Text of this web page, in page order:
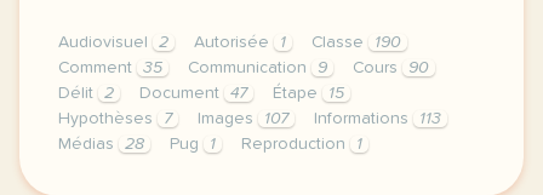
Audiovisuel 2 Autorisée 1 Classe
190
Comment
35 Communication 9 Cours
90
Délit
2 Document 47 Étape
15
Hypothèses
7 Images 107 Informations
113
Médias
28 Pug 1 Reproduction 1
fiche pratique enseigner avec les medias les